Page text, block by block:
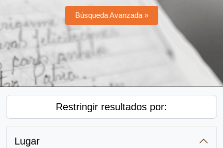
Búsqueda Avanzada »
Restringir resultados por:
Lugar